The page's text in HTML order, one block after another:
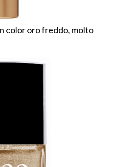
color oro freddo, molto